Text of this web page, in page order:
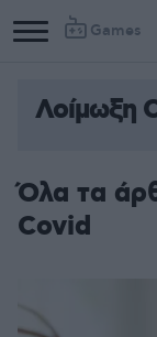
Games
Λοίμωξη
Όλα τα
Covid